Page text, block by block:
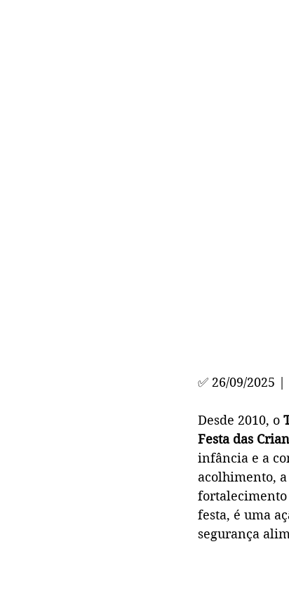
✅ 26/09/2025 |
Desde 2010, o
Festa das
infância e a
acolhimento,
fortalecimento
festa, é uma
segurança